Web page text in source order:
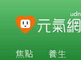
焦點 養生